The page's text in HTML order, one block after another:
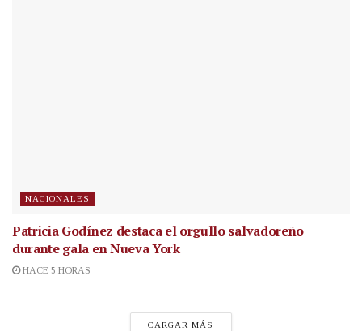
NACIONALES
Patricia Godínez destaca el orgullo salvadoreño
durante gala en Nueva York
HACE 5 HORAS
CARGAR MÁS